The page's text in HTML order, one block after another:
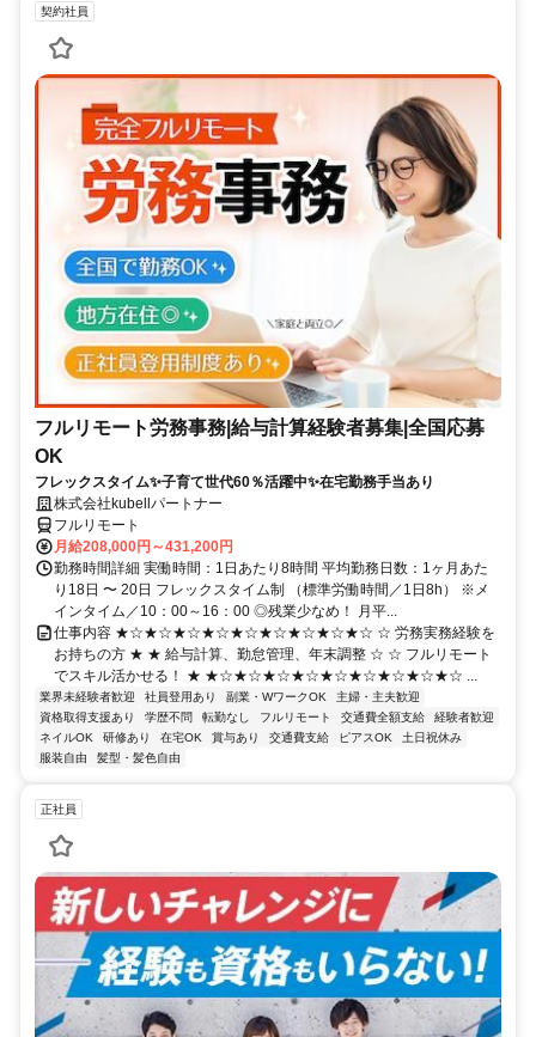
契約社員
フルリモート労務事務|給与計算経験者募集|全国応募
OK
フレックスタイム✨子育て世代60％活躍中✨在宅勤務手当あり
株式会社kubellパートナー
フルリモート
月給208,000円～431,200円
勤務時間詳細 実働時間：1日あたり8時間 平均勤務日数：1ヶ月あた
り18日 〜 20日 フレックスタイム制 （標準労働時間／1日8h） ※メ
インタイム／10：00～16：00 ◎残業少なめ！ 月平...
仕事内容 ★☆★☆★☆★☆★☆★☆★☆★☆★☆ ☆ 労務実務経験を
お持ちの方 ★ ★ 給与計算、勤怠管理、年末調整 ☆ ☆ フルリモート
でスキル活かせる！ ★ ★☆★☆★☆★☆★☆★☆★☆★☆★☆ ...
業界未経験者歓迎 社員登用あり 副業・WワークOK
主婦・主夫歓迎
資格取得支援あり
学歴不問 転勤なし フルリモート 交通費全額支給
経験者歓迎
ネイルOK
研修あり 在宅OK 賞与あり 交通費支給 ピアスOK
土日祝休み
服装自由
髪型・髪色自由
正社員